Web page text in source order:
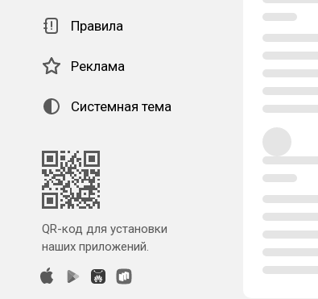
Правила
Реклама
Системная тема
QR-код для установки
наших приложений.